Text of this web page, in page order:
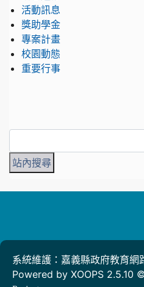
活動訊息
獎助學金
專案計畫
校園動態
重要行事
系統維護：嘉義縣政府教育網
Powered by XOOPS 2.5.10